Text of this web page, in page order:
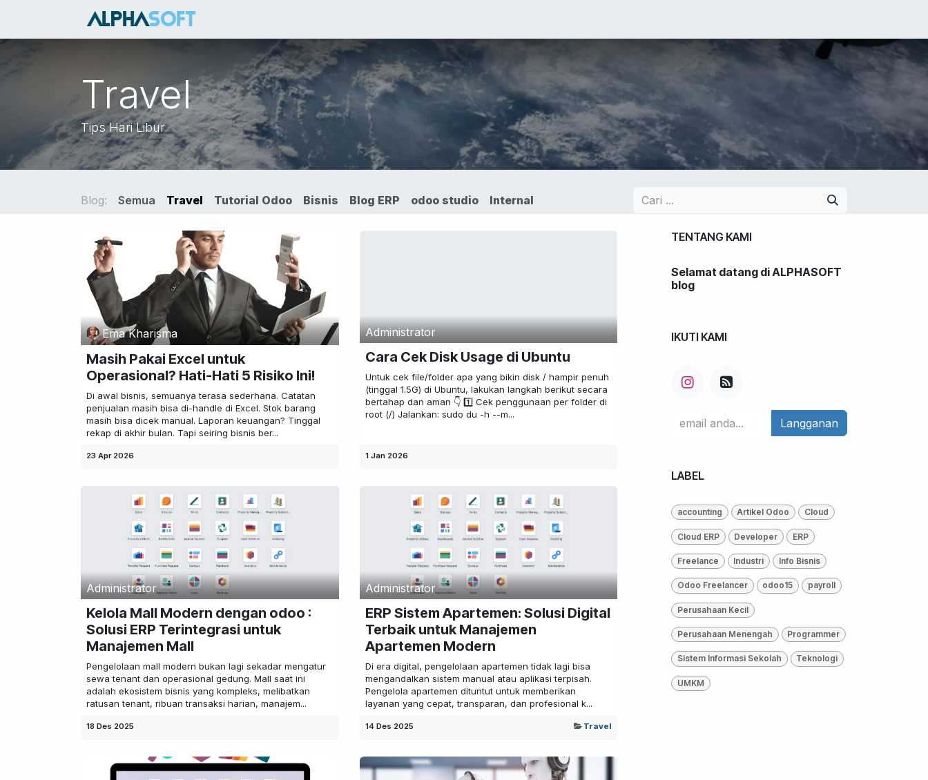
Travel
Tips Hari Libur
Blog: Semua Travel Tutorial Odoo Bisnis Blog ERP odoo studio Internal
Ema Kharisma
Masih Pakai Excel untuk
Operasional? Hati-Hati 5 Risiko Ini!
Di awal bisnis, semuanya terasa sederhana. Catatan
penjualan masih bisa di-handle di Excel. Stok barang
masih bisa dicek manual. Laporan keuangan? Tinggal
rekap di akhir bulan. Tapi seiring bisnis ber...
23 Apr 2026
Administrator
Cara Cek Disk Usage di Ubuntu
Untuk cek file/folder apa yang bikin disk / hampir penuh
(tinggal 1.5G) di Ubuntu, lakukan langkah berikut secara
bertahap dan aman 👇 1️⃣ Cek penggunaan per folder di
root (/) Jalankan: sudo du -h --m...
1 Jan 2026
Administrator
Kelola Mall Modern dengan odoo :
Solusi ERP Terintegrasi untuk
Manajemen Mall
Pengelolaan mall modern bukan lagi sekadar mengatur
sewa tenant dan operasional gedung. Mall saat ini
adalah ekosistem bisnis yang kompleks, melibatkan
ratusan tenant, ribuan transaksi harian, manajem...
18 Des 2025
Administrator
ERP Sistem Apartemen: Solusi Digital
Terbaik untuk Manajemen
Apartemen Modern
Di era digital, pengelolaan apartemen tidak lagi bisa
mengandalkan sistem manual atau aplikasi terpisah.
Pengelola apartemen dituntut untuk memberikan
layanan yang cepat, transparan, dan profesional k...
14 Des 2025 Travel
TENTANG KAMI
Selamat datang di ALPHASOFT
blog
IKUTI KAMI
Langganan
LABEL
accounting Artikel Odoo Cloud
Cloud ERP Developer ERP
Freelance Industri Info Bisnis
Odoo Freelancer odoo15 payroll
Perusahaan Kecil
Perusahaan Menengah Programmer
Sistem Informasi Sekolah Teknologi
UMKM